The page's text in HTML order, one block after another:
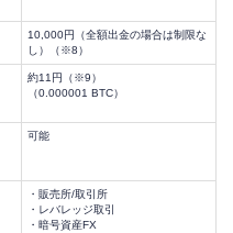
10,000円（全額出金の場合は制限な
し）（※8）
約11円（※9）
（0.000001 BTC）
可能
・販売所/取引所
・レバレッジ取引
・暗号資産FX